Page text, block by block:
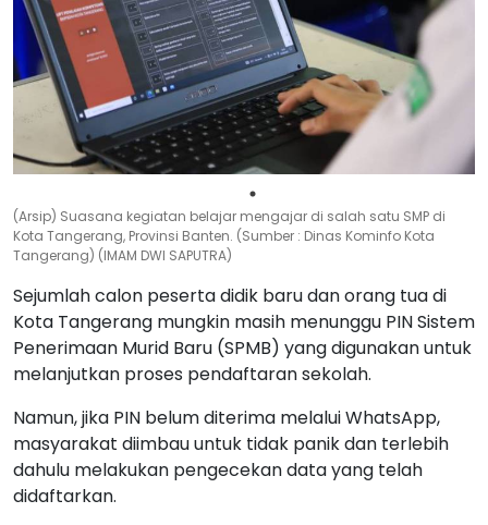
(Arsip) Suasana kegiatan belajar mengajar di salah satu SMP di
Kota Tangerang, Provinsi Banten. (Sumber : Dinas Kominfo Kota
Tangerang) (IMAM DWI SAPUTRA)
Sejumlah calon peserta didik baru dan orang tua di
Kota Tangerang mungkin masih menunggu PIN Sistem
Penerimaan Murid Baru (SPMB) yang digunakan untuk
melanjutkan proses pendaftaran sekolah.
Namun, jika PIN belum diterima melalui WhatsApp,
masyarakat diimbau untuk tidak panik dan terlebih
dahulu melakukan pengecekan data yang telah
didaftarkan.